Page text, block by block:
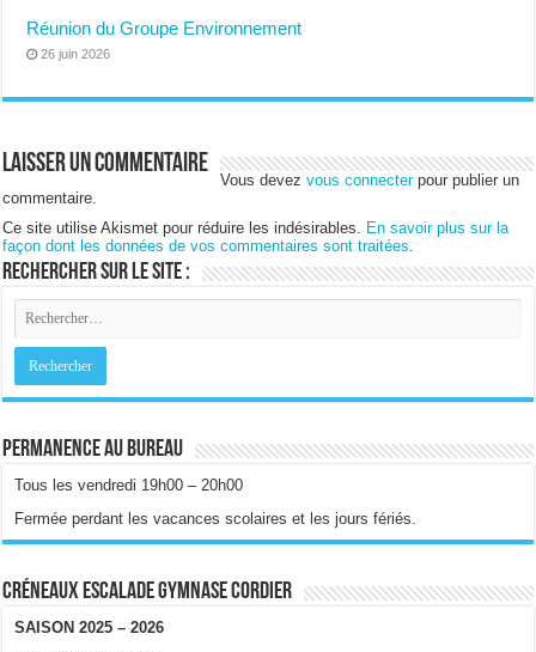
Réunion du Groupe Environnement
26 juin 2026
Laisser un commentaire
Vous devezvous connecterpour publier un
commentaire.
Ce site utilise Akismet pour réduire les indésirables. En savoir plus sur la
façon dont les données de vos commentaires sont traitées
Rechercher sur le site :
Permanence au bureau
Tous les vendredi 19h00 – 20h00
Fermée perdant les vacances scolaires et les jours fériés.
Créneaux escalade gymnase Cordier
SAISON 2025 – 2026